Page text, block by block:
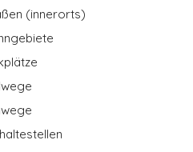
4 rue G.J MENDEL, 49070
das Recht, eine Beschwerde
mehr über die Verwaltung
erfahren, lesen Sie bitte
(innerorts)